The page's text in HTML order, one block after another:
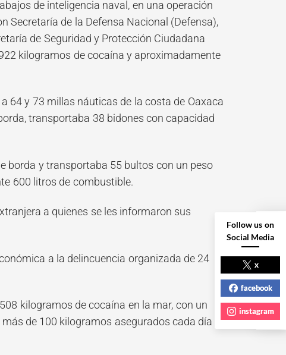
de inteligencia naval, en una operación
Secretaría de la Defensa Nacional (Defensa),
de Seguridad y Protección Ciudadana
kilogramos de cocaína y aproximadamente
64 y 73 millas náuticas de la costa de Oaxaca
transportaba 38 bidones con capacidad
borda y transportaba 55 bultos con un peso
600 litros de combustible.
a quienes se les informaron sus
a la delincuencia organizada de 24
kilogramos de cocaína en la mar, con un
de 100 kilogramos asegurados cada día
NEXT POST
Follow us on
Social Media
x
facebook
instagram